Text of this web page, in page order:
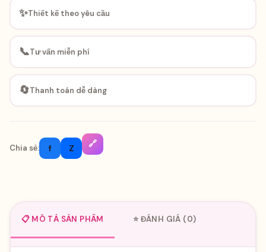
✨Thiết kế theo yêu cầu
📞Tư vấn miễn phí
🔄Thanh toán dễ dàng
Chia sẻ: f Z 🔗
📋 MÔ TẢ SẢN PHẨM ⭐ ĐÁNH GIÁ (0)